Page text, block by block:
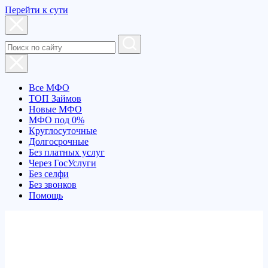
Перейти к сути
Все МФО
ТОП Займов
Новые МФО
МФО под 0%
Круглосуточные
Долгосрочные
Без платных услуг
Через ГосУслуги
Без селфи
Без звонков
Помощь